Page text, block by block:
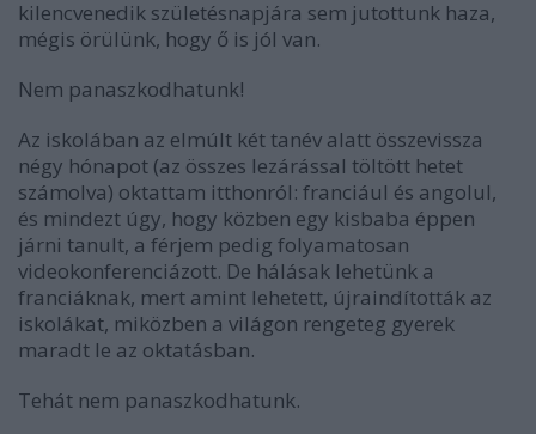
kilencvenedik születésnapjára sem jutottunk haza,
mégis örülünk, hogy ő is jól van.
Nem panaszkodhatunk!
Az iskolában az elmúlt két tanév alatt összevissza
négy hónapot (az összes lezárással töltött hetet
számolva) oktattam itthonról: franciául és angolul,
és mindezt úgy, hogy közben egy kisbaba éppen
járni tanult, a férjem pedig folyamatosan
videokonferenciázott. De hálásak lehetünk a
franciáknak, mert amint lehetett, újraindították az
iskolákat, miközben a világon rengeteg gyerek
maradt le az oktatásban.
Tehát nem panaszkodhatunk.